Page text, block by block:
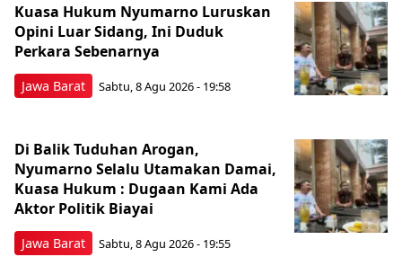
Jawa Barat
Kuasa Hukum Nyumarno Luruskan
Opini Luar Sidang, Ini Duduk
Perkara Sebenarnya ​
Sabtu, 8 Agu 2026 - 19:58
Jawa Barat
Di Balik Tuduhan Arogan,
Nyumarno Selalu Utamakan Damai,
Kuasa Hukum : Dugaan Kami Ada
Aktor Politik Biayai
Sabtu, 8 Agu 2026 - 19:55